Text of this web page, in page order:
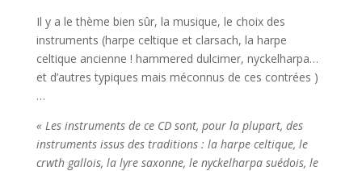
Il y a le thème bien sûr, la musique, le choix des
instruments (harpe celtique et clarsach, la harpe
celtique ancienne ! hammered dulcimer, nyckelharpa…
et d’autres typiques mais méconnus de ces contrées )
…
« Les instruments de ce CD sont, pour la plupart, des
instruments issus des traditions : la harpe celtique, le
crwth gallois, la lyre saxonne, le nyckelharpa suédois, le